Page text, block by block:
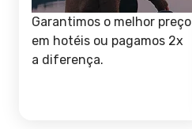
Garantimos o melhor preço
em hotéis ou pagamos 2x
a diferença.